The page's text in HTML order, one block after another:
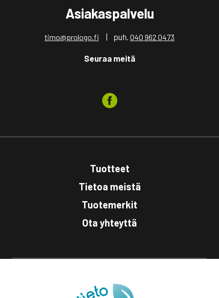
Asiakaspalvelu
timo@prologo.fi | puh. 040 962 0473
Seuraa meitä
Tuotteet
Tietoa meistä
Tuotemerkit
Ota yhteyttä